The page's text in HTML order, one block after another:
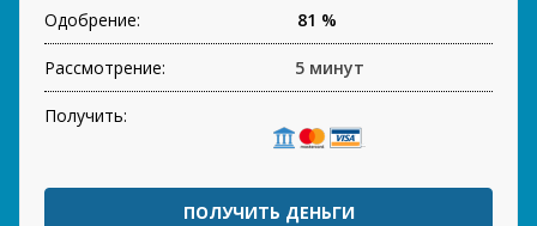
Одобрение: 81 %
Рассмотрение: 5 минут
Получить:
ПОЛУЧИТЬ ДЕНЬГИ